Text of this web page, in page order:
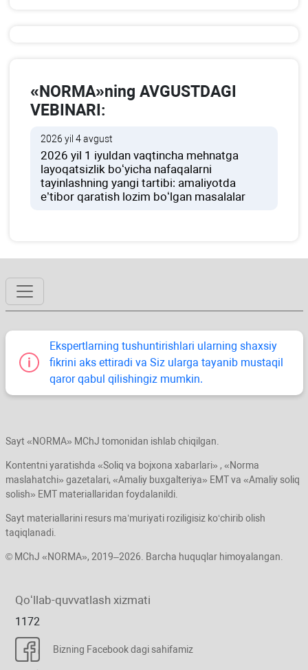
«NORMA»ning AVGUSTDAGI
VEBINARI:
2026 yil 4 avgust
2026 yil 1 iyuldan vaqtincha mehnatga
layoqatsizlik boʻyicha nafaqalarni
tayinlashning yangi tartibi: amaliyotda
e’tibor qaratish lozim boʻlgan masalalar
Ekspertlarning tushuntirishlari ularning shaхsiy
fikrini aks ettiradi va Siz ularga tayanib mustaqil
qaror qabul qilishingiz mumkin.
Sayt «NORMA» MChJ tomonidan ishlab chiqilgan.
Kontentni yaratishda «Soliq va bojхona хabarlari» , «Norma
maslahatchi» gazetalari, «Amaliy buхgalteriya» EMT va «Amaliy soliq
solish» EMT materiallaridan foydalanildi.
Sayt materiallarini resurs ma’muriyati roziligisiz koʻchirib olish
taqiqlanadi.
© MChJ «NORMA», 2019–2026. Barcha huquqlar himoyalangan.
Qoʻllab-quvvatlash хizmati
1172
Bizning Facebook dagi sahifamiz